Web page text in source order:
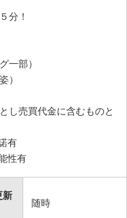
分！
一部）
）
し売買代金に含むものと
有
性有
新
随時